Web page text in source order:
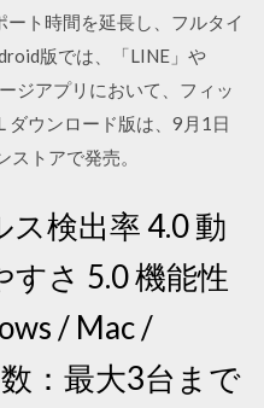
ト時間を延長し、フルタイ
版では、「LINE」や
ジアプリにおいて、フィッ
ダウンロード版は、9月1日
トアで発売。
ス検出率 4.0 動
すさ 5.0 機能性
/ Mac /
：最大3台まで